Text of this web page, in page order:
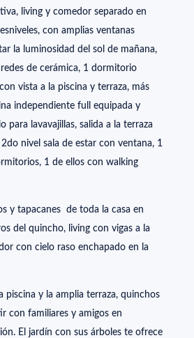
living y comedor separado en
con amplias ventanas
la luminosidad del sol de mañana,
de cerámica, 1 dormitorio
vista a la piscina y terraza, más
independiente full equipada y
para lavavajillas, salida a la terraza
nivel sala de estar con ventana, 1
1 de ellos con walking
y tapacanes de toda la casa en
del quincho, living con vigas a la
con cielo raso enchapado en la
piscina y la amplia terraza, quinchos
con familiares y amigos en
El jardín con sus árboles te ofrece